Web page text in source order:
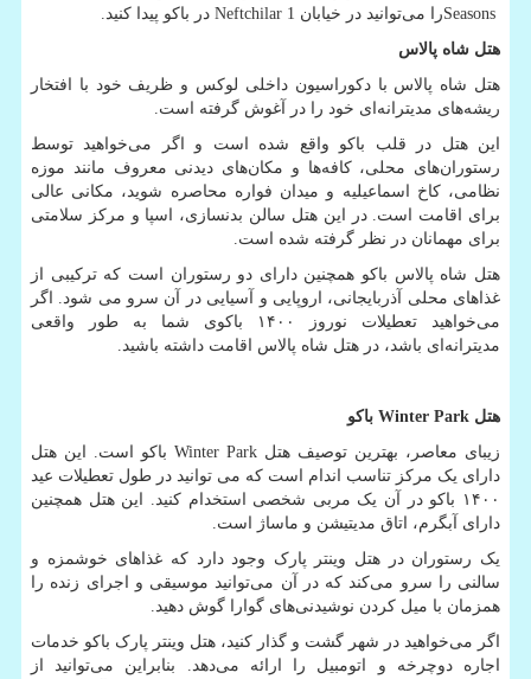
Seasonsرا می‌توانید در خیابان Neftchilar 1 در باکو پیدا کنید.
هتل شاه پالاس
هتل شاه پالاس با دکوراسیون داخلی لوکس و ظریف خود با افتخار
ریشه‌های مدیترانه‌ای خود را در آغوش گرفته است.
این هتل در قلب باکو واقع شده است و اگر می‌خواهید توسط
رستوران‌های محلی، کافه‌ها و مکان‌های دیدنی معروف مانند موزه
نظامی، کاخ اسماعیلیه و میدان فواره محاصره شوید، مکانی عالی
برای اقامت است. در این هتل سالن بدنسازی، اسپا و مرکز سلامتی
برای مهمانان در نظر گرفته شده است.
هتل شاه پالاس باکو همچنین دارای دو رستوران است که ترکیبی از
غذاهای محلی آذربایجانی، اروپایی و آسیایی در آن سرو می شود. اگر
می‌خواهید تعطیلات نوروز ۱۴۰۰ باکوی شما به طور واقعی
مدیترانه‌ای باشد، در هتل شاه پالاس اقامت داشته باشید.
هتل Winter Park باکو
زیبای معاصر، بهترین توصیف هتل Winter Park باکو است. این هتل
دارای یک مرکز تناسب اندام است که می توانید در طول تعطیلات عید
۱۴۰۰ باکو در آن یک مربی شخصی استخدام کنید. این هتل همچنین
دارای آبگرم، اتاق مدیتیشن و ماساژ است.
یک رستوران در هتل وینتر پارک وجود دارد که غذاهای خوشمزه و
سالنی را سرو می‌کند که در آن می‌توانید موسیقی و اجرای زنده را
همزمان با میل کردن نوشیدنی‌های گوارا گوش دهید.
اگر می‌خواهید در شهر گشت و گذار کنید، هتل وینتر پارک باکو خدمات
اجاره دوچرخه و اتومبیل را ارائه می‌دهد. بنابراین می‌توانید از